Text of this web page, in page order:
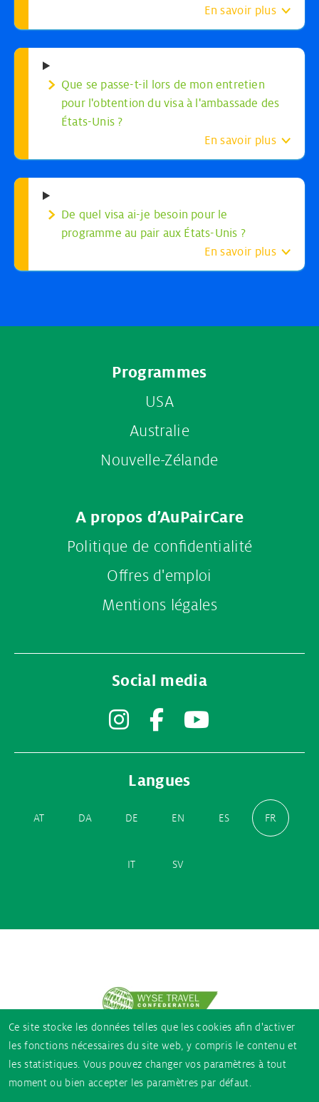
Ce site stocke les données telles que les cookies afin d'activer
les fonctions nécessaires du site web, y compris le contenu et
les statistiques. Vous pouvez changer vos paramètres à tout
moment ou bien accepter les paramètres par défaut.
En savoir plus
Que se passe-t-il lors de mon entretien
pour l'obtention du visa à l'ambassade des
États-Unis ?
En savoir plus
De quel visa ai-je besoin pour le
programme au pair aux États-Unis ?
En savoir plus
Programmes
USA
Australie
Nouvelle-Zélande
A propos d’AuPairCare
Politique de confidentialité
Offres d'emploi
Mentions légales
Social media
Instagram
Facebook
YouTube
Langues
AT DA DE EN ES FR
IT SV